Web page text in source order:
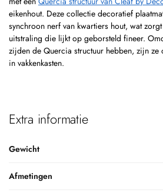
eikenhout. Deze collectie decoratief
synchroon nerf van kwartiers hout, wat
uitstraling die lijkt op geborsteld fineer.
zijden de Quercia structuur hebben, zijn
in vakkenkasten.
Extra informatie
Gewicht
Afmetingen